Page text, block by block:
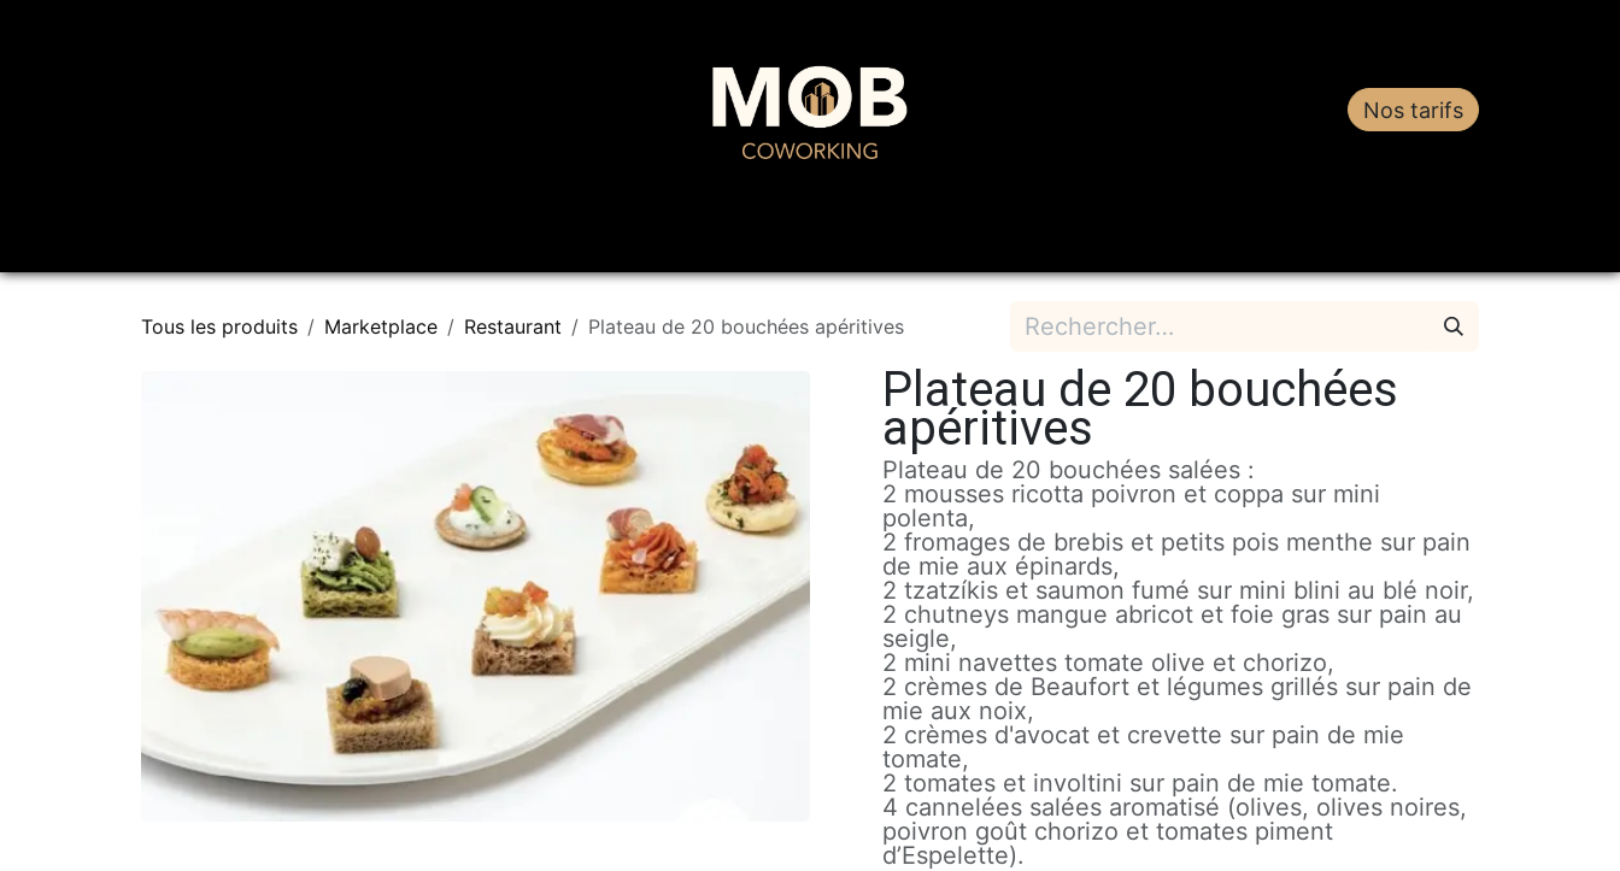
Nos tarifs
Tous les produits Marketplace Restaurant Plateau de 20 bouchées apéritives
Plateau de 20 bouchées
apéritives
Plateau de 20 bouchées salées :
2 mousses ricotta poivron et coppa sur mini
polenta,
2 fromages de brebis et petits pois menthe sur pain
de mie aux épinards,
2 tzatzíkis et saumon fumé sur mini blini au blé noir,
2 chutneys mangue abricot et foie gras sur pain au
seigle,
2 mini navettes tomate olive et chorizo,
2 crèmes de Beaufort et légumes grillés sur pain de
mie aux noix,
2 crèmes d'avocat et crevette sur pain de mie
tomate,
2 tomates et involtini sur pain de mie tomate.
4 cannelées salées aromatisé (olives, olives noires,
poivron goût chorizo et tomates piment
d’Espelette).